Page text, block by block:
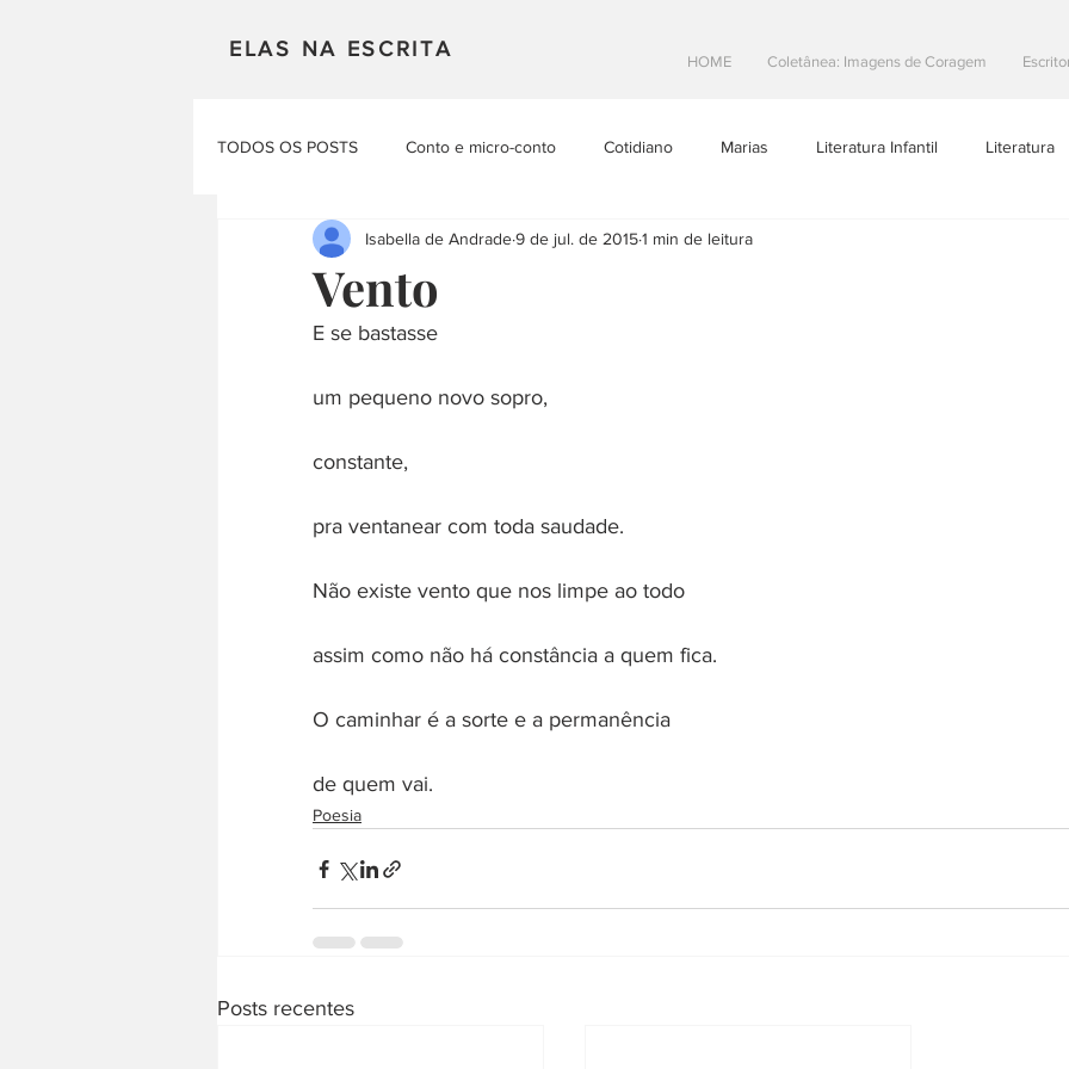
ELAS NA ESCRITA
HOME Coletânea: Imagens de Coragem
TODOS OS POSTS Conto e micro-conto Cotidiano Marias Literatura Infantil Literatura
Mulheres em Cena Poesia Projetos Literarios Escritoras Brasileiras
Materias Literarias
Vento
Isabella de Andrade9 de jul. de 20151 min de leitura
E se bastasse
um pequeno novo sopro,
constante,
pra ventanear com toda saudade.
Não existe vento que nos limpe ao todo
assim como não há constância a quem fica.
O caminhar é a sorte e a permanência
de quem vai.
Poesia
Posts recentes